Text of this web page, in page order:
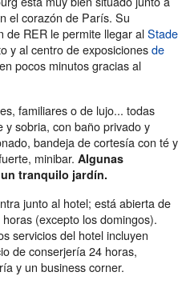
el corazón de París. Su
de RER le permite llegar alStade
y al centro de exposicionesde
pocos minutos gracias al
familiares o de lujo... todas
y sobria, con baño privado y
bandeja de cortesía con té y
minibar. Algunas
tranquilo jardín.
junto al hotel; está abierta de
(excepto los domingos).
servicios del hotel incluyen
de conserjería 24 horas,
y un business corner.